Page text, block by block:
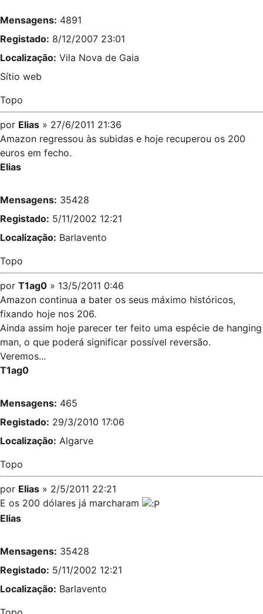
Mensagens: 4891
Registado: 8/12/2007 23:01
Localização: Vila Nova de Gaia
Sítio web
Topo
por Elias » 27/6/2011 21:36
Amazon regressou às subidas e hoje recuperou os 200
euros em fecho.
Elias
Mensagens: 35428
Registado: 5/11/2002 12:21
Localização: Barlavento
Topo
por T1ag0 » 13/5/2011 0:46
Amazon continua a bater os seus máximo históricos,
fixando hoje nos 206.
Ainda assim hoje parecer ter feito uma espécie de hanging
man, o que poderá significar possível reversão.
Veremos...
T1ag0
Mensagens: 465
Registado: 29/3/2010 17:06
Localização: Algarve
Topo
por Elias » 2/5/2011 22:21
E os 200 dólares já marcharam
Elias
Mensagens: 35428
Registado: 5/11/2002 12:21
Localização: Barlavento